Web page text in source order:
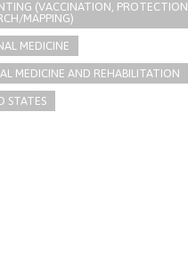
(VACCINATION, PROTECTION,
MAPPING)
MEDICINE
MEDICINE AND REHABILITATION
STATES